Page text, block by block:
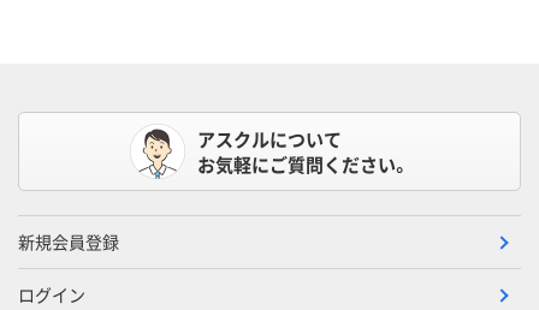
アスクルについて
お気軽にご質問ください。
新規会員登録
ログイン